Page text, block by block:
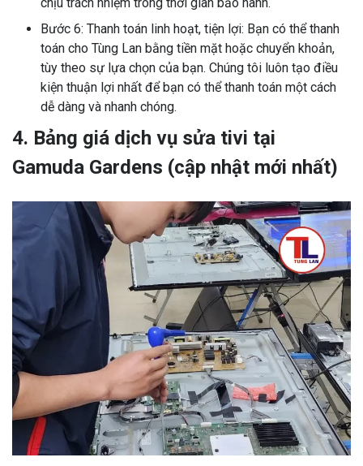
Bước 6: Thanh toán linh hoạt, tiện lợi: Bạn có thể thanh
toán cho Tùng Lan bằng tiền mặt hoặc chuyển khoản,
tùy theo sự lựa chọn của bạn. Chúng tôi luôn tạo điều
kiện thuận lợi nhất để bạn có thể thanh toán một cách
dễ dàng và nhanh chóng.
4. Bảng giá dịch vụ sửa tivi tại
Gamuda Gardens (cập nhật mới nhất)